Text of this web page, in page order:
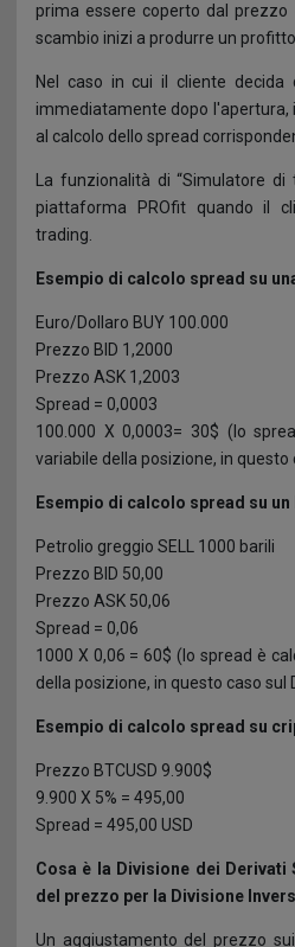
prima essere coperto dal
scambio inizi a produrre un profitto.
Nel caso in cui il cliente decida
immediatamente dopo l'apertura,
al calcolo dello spread
La funzionalità di “Simulatore
piattaforma PROfit quando il
trading.
Esempio di calcolo spread su
Euro/Dollaro BUY 100.000
Prezzo BID 1,2000
Prezzo ASK 1,2003
Spread = 0,0003
100.000 X 0,0003= 30$ (lo
variabile della posizione, in questo
Esempio di calcolo spread su un
Petrolio greggio SELL 1000 barili
Prezzo BID 50,00
Prezzo ASK 50,06
Spread = 0,06
1000 X 0,06 = 60$ (lo spread è
della posizione, in questo caso sul
Esempio di calcolo spread su
Prezzo BTCUSD 9.900$
9.900 X 5% = 495,00
Spread = 495,00 USD
Cosa è la Divisione dei
del prezzo per la Divisione
Un aggiustamento del prezzo